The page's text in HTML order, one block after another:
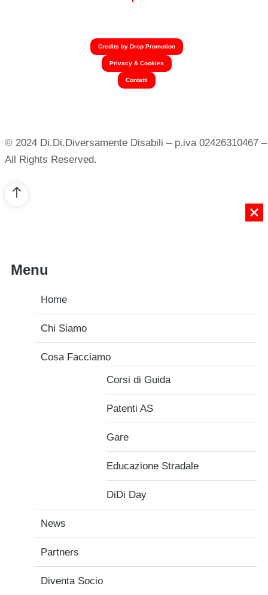
© 2024 Di.Di.Diversamente Disabili – p.iva 02426310467 –
All Rights Reserved.
Credits by Drop Promotion
Privacy & Cookies
Contatti
Menu
Home
Chi Siamo
Cosa Facciamo
Corsi di Guida
Patenti AS
Gare
Educazione Stradale
DiDi Day
News
Partners
Diventa Socio